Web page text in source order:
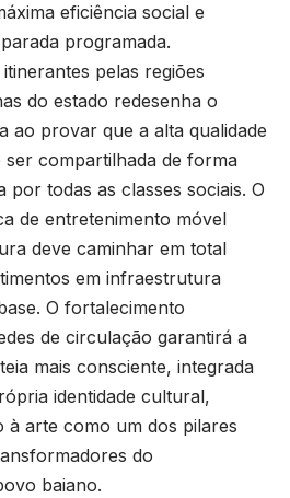
eficiência social e
programada.
pelas regiões
do estado redesenha o
ao provar que a alta qualidade
compartilhada de forma
por todas as classes sociais. O
de entretenimento móvel
deve caminhar em total
em infraestrutura
O fortalecimento
de circulação garantirá a
mais consciente, integrada
identidade cultural,
à arte como um dos pilares
do
baiano.